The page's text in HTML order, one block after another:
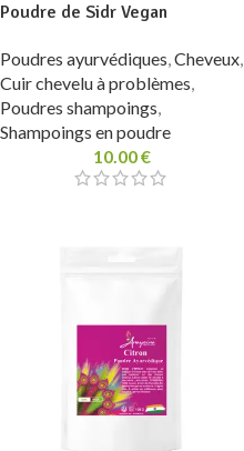
Poudre de Sidr Vegan
Poudres ayurvédiques,Cheveux,
Cuir chevelu à problèmes,
Poudres shampoings,
Shampoings en poudre
10.00€